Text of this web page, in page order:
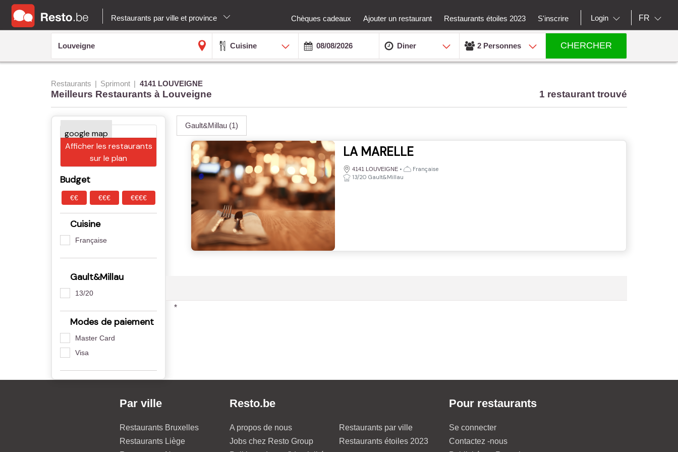
Restaurants par ville et province Chèques cadeaux Ajouter un restaurant Restaurants étoiles 2023 S'inscrire Login FR
Cuisine Diner 2 Personnes CHERCHER
Restaurants Sprimont 4141 LOUVEIGNE
Meilleurs Restaurants à Louveigne 1 restaurant trouvé
Afficher les restaurants
sur le plan
Budget
€€ €€€ €€€€
Cuisine
Française
Gault&Millau
13/20
Modes de paiement
Master Card
Visa
Gault&Millau (1)
LA MARELLE
4141 LOUVEIGNE •
Française
13/20 Gault&Millau
*
Par ville
Restaurants Bruxelles
Restaurants Liège
Resto.be
A propos de nous
Jobs chez Resto Group
Restaurants par ville
Restaurants étoiles 2023
Pour restaurants
Se connecter
Contactez -nous